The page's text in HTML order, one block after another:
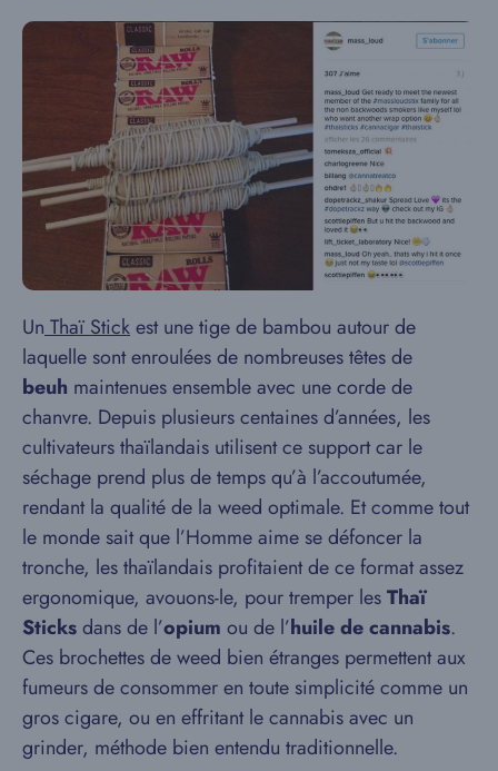
UnThaï Stickest une tige de bambou autour de
laquelle sont enroulées de nombreuses têtes de
beuh maintenues ensemble avec une corde de
chanvre. Depuis plusieurs centaines d’années, les
cultivateurs thaïlandais utilisent ce support car le
séchage prend plus de temps qu’à l’accoutumée,
rendant la qualité de la weed optimale. Et comme tout
le monde sait que l’Homme aime se défoncer la
tronche, les thaïlandais profitaient de ce format assez
ergonomique, avouons-le, pour tremper lesThaï
Sticksdans de l’opium ou de l’huile de cannabis.
Ces brochettes de weed bien étranges permettent aux
fumeurs de consommer en toute simplicité comme un
gros cigare, ou en effritant le cannabis avec un
grinder, méthode bien entendu traditionnelle.